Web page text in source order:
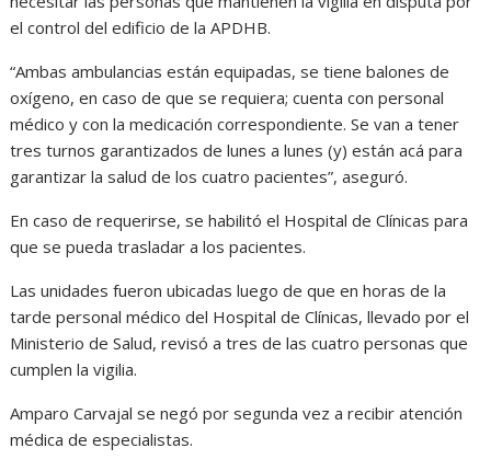
el control del edificio de la APDHB.
“Ambas ambulancias están equipadas, se tiene balones de
oxígeno, en caso de que se requiera; cuenta con personal
médico y con la medicación correspondiente. Se van a tener
tres turnos garantizados de lunes a lunes (y) están acá para
garantizar la salud de los cuatro pacientes”, aseguró.
En caso de requerirse, se habilitó el Hospital de Clínicas para
que se pueda trasladar a los pacientes.
Las unidades fueron ubicadas luego de que en horas de la
tarde personal médico del Hospital de Clínicas, llevado por el
Ministerio de Salud, revisó a tres de las cuatro personas que
cumplen la vigilia.
Amparo Carvajal se negó por segunda vez a recibir atención
médica de especialistas.